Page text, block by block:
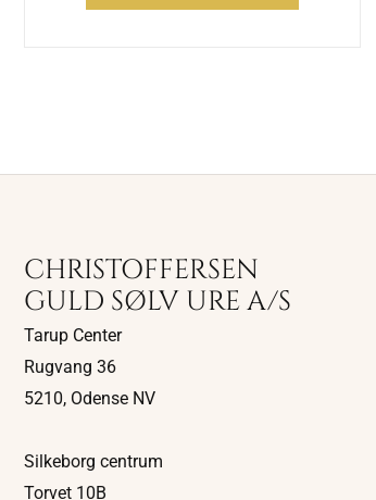
CHRISTOFFERSEN
GULD SØLV URE A/S
Tarup Center
Rugvang 36
5210, Odense NV
Silkeborg centrum
Torvet 10B